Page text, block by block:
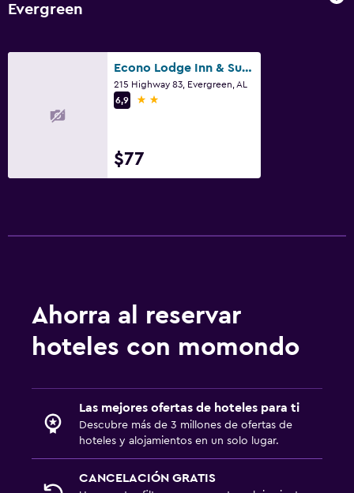
Evergreen
Econo Lodge Inn & Suites Evergreen
215 Highway 83, Evergreen, AL
6,9
2 estrellas
$77
Ahorra al reservar
hoteles con momondo
Las mejores ofertas de hoteles para ti
Descubre más de 3 millones de ofertas de
hoteles y alojamientos en un solo lugar.
CANCELACIÓN GRATIS